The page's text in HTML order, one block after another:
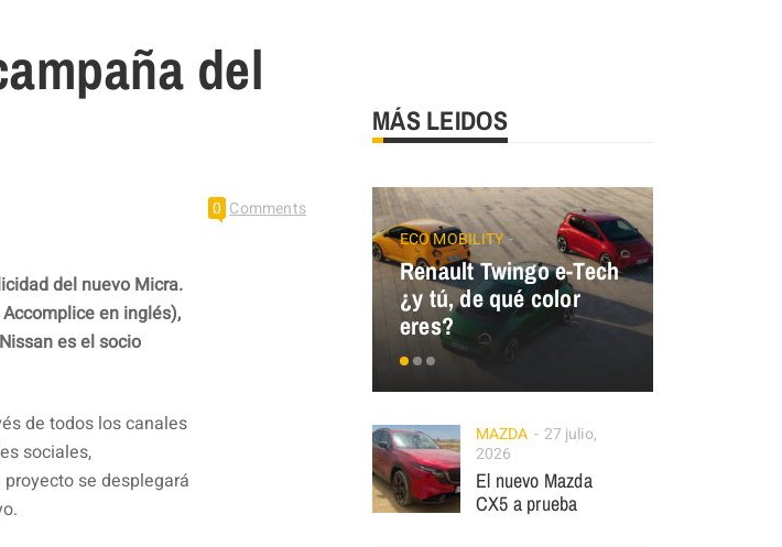
del
0 Comments
del nuevo Micra.
en inglés),
es el socio
de todos los canales
sociales,
se desplegará
MÁS LEIDOS
ECO MOBILITY
Renault Twingo e-Tech
¿y tú, de qué color
eres?
MAZDA
27 julio,
2026
El nuevo Mazda
CX5 a prueba